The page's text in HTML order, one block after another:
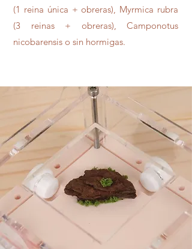
(1 reina única + obreras), Myrmica rubra
(3 reinas + obreras), Camponotus
nicobarensis o sin hormigas.